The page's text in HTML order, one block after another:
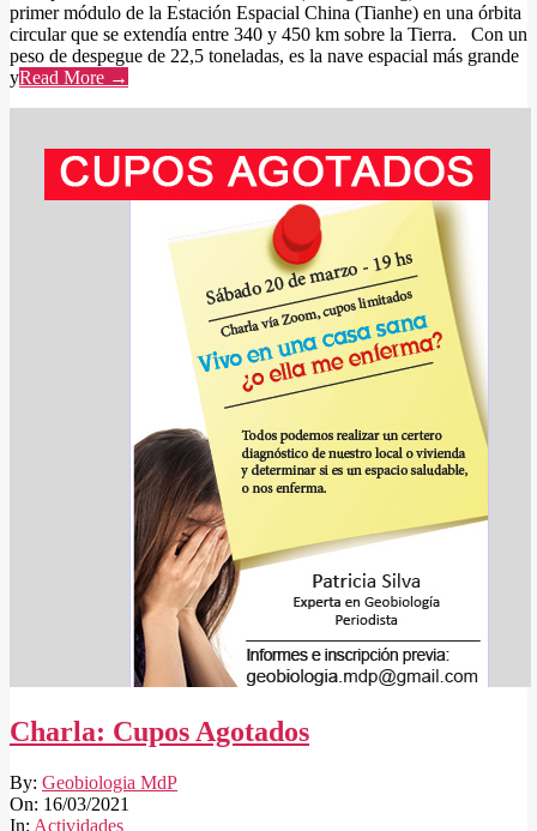
primer módulo de la Estación Espacial China (Tianhe) en una órbita
circular que se extendía entre 340 y 450 km sobre la Tierra. Con un
peso de despegue de 22,5 toneladas, es la nave espacial más grande
yRead More →
Charla: Cupos Agotados
2021-
03-
16
By: Geobiologia MdP
On: 16/03/2021
In: Actividades